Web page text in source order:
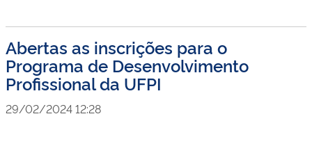
Abertas as inscrições para o
Programa de Desenvolvimento
Profissional da UFPI
29/02/2024 12:28